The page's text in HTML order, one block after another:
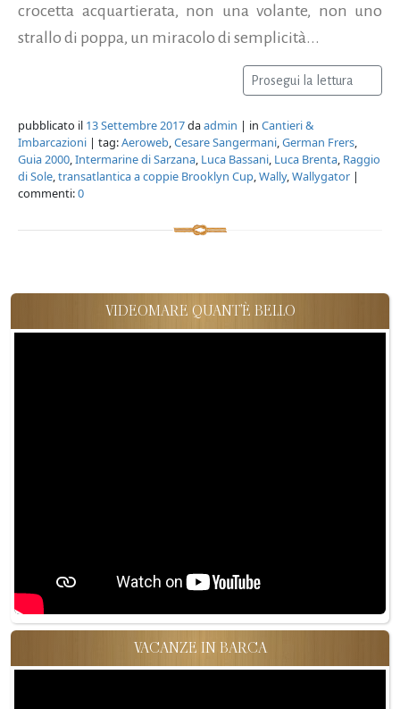
crocetta acquartierata, non una volante, non uno
strallo di poppa, un miracolo di semplicità...
Prosegui la lettura
pubblicato il 13 Settembre 2017daadmin | in Cantieri &
Imbarcazioni | tag:Aeroweb,Cesare Sangermani,German Frers,
Guia 2000,Intermarine di Sarzana, Luca Bassani, Luca Brenta, Raggio
di Sole,transatlantica a coppie Brooklyn Cup,Wally,Wallygator |
commenti:0
VIDEOMARE QUANT'È BELLO
VACANZE IN BARCA